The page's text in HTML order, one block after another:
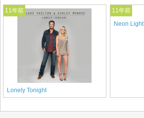
11年前
Lonely Tonight
11年前
Neon Light